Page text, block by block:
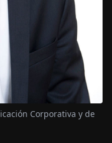
Corporativa y de